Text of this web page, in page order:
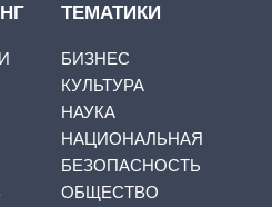
ТЕМАТИКИ
БИЗНЕС
КУЛЬТУРА
НАУКА
НАЦИОНАЛЬНАЯ
БЕЗОПАСНОСТЬ
ОБЩЕСТВО